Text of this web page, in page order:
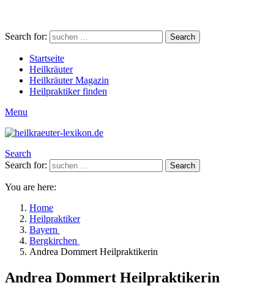
Search for: Search
Startseite
Heilkräuter
Heilkräuter Magazin
Heilpraktiker finden
Menu
Search
Search for:
Search
You are here:
Home
Heilpraktiker
Bayern
Bergkirchen
Andrea Dommert Heilpraktikerin
Andrea Dommert Heilpraktikerin